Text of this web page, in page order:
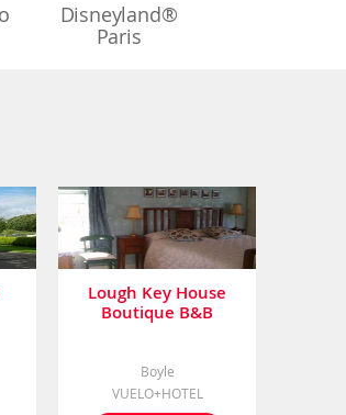
Disneyland®
Paris
Lough Key House
Boutique B&B
Boyle
VUELO+HOTEL